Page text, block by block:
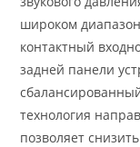
широком
контактный
задней панели
технология
позволяет